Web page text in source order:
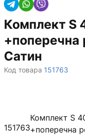
Комплект S
+поперечна
Сатин
Код товара 151763
151763
Комплект S
+поперечна